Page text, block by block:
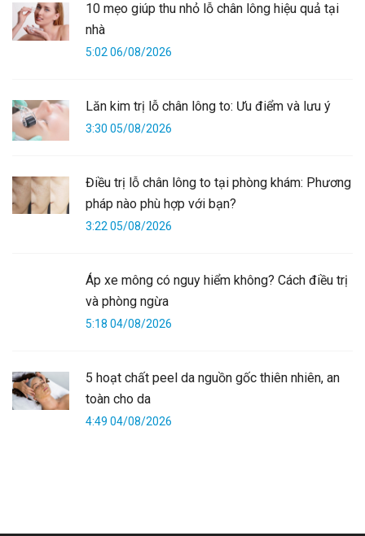
10 mẹo giúp thu nhỏ lỗ chân lông hiệu quả tại
nhà
5:02 06/08/2026
Lăn kim trị lỗ chân lông to: Ưu điểm và lưu ý
3:30 05/08/2026
Điều trị lỗ chân lông to tại phòng khám: Phương
pháp nào phù hợp với bạn?
3:22 05/08/2026
Áp xe mông có nguy hiểm không? Cách điều trị
và phòng ngừa
5:18 04/08/2026
5 hoạt chất peel da nguồn gốc thiên nhiên, an
toàn cho da
4:49 04/08/2026